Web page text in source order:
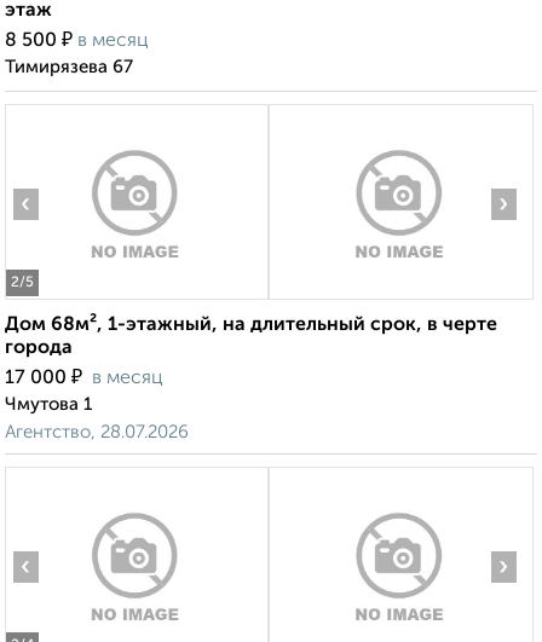
этаж
8 500 ₽ в месяц
Тимирязева 67
2/5
‹ ›
Дом 68м², 1-этажный, на длительный срок, в черте
города
17 000 ₽ в месяц
Чмутова 1
Агентство, 28.07.2026
‹ ›